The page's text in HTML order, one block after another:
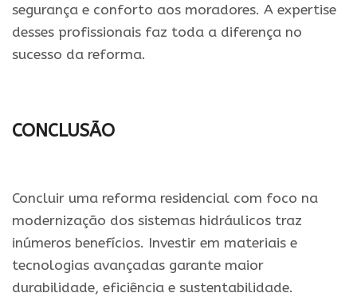
segurança e conforto aos moradores. A expertise
desses profissionais faz toda a diferença no
sucesso da reforma.
CONCLUSÃO
Concluir uma reforma residencial com foco na
modernização dos sistemas hidráulicos traz
inúmeros benefícios. Investir em materiais e
tecnologias avançadas garante maior
durabilidade, eficiência e sustentabilidade.